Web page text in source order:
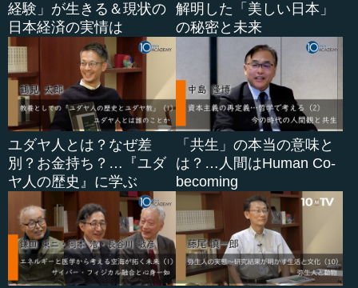
経験」が生きる＆現状の
日本経済の実情は
解明した「美しい日本」
の秘密と未来
ユダヤ人とは？なぜ差
別？お金持ち？…『ユダ
ヤ人の歴史』に学ぶ
「共生」の本当の意味と
は？…人間はHuman Co-
becoming